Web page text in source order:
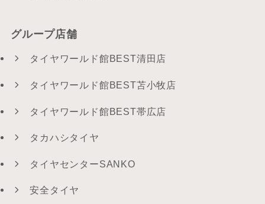
グループ店舗
タイヤワールド館BEST清田店
タイヤワールド館BEST苫小牧店
タイヤワールド館BEST帯広店
タカハシタイヤ
タイヤセンターSANKO
安全タイヤ